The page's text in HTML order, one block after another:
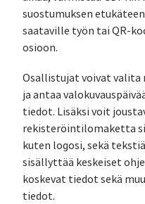
suostumuksen
saataville työn tai QR-
osioon.
Osallistujat voivat valita
ja antaa
tiedot. Lisäksi voit
rekisteröintilomaketta
kuten logosi, sekä
sisällyttää keskeiset
koskevat tiedot sekä
tiedot.